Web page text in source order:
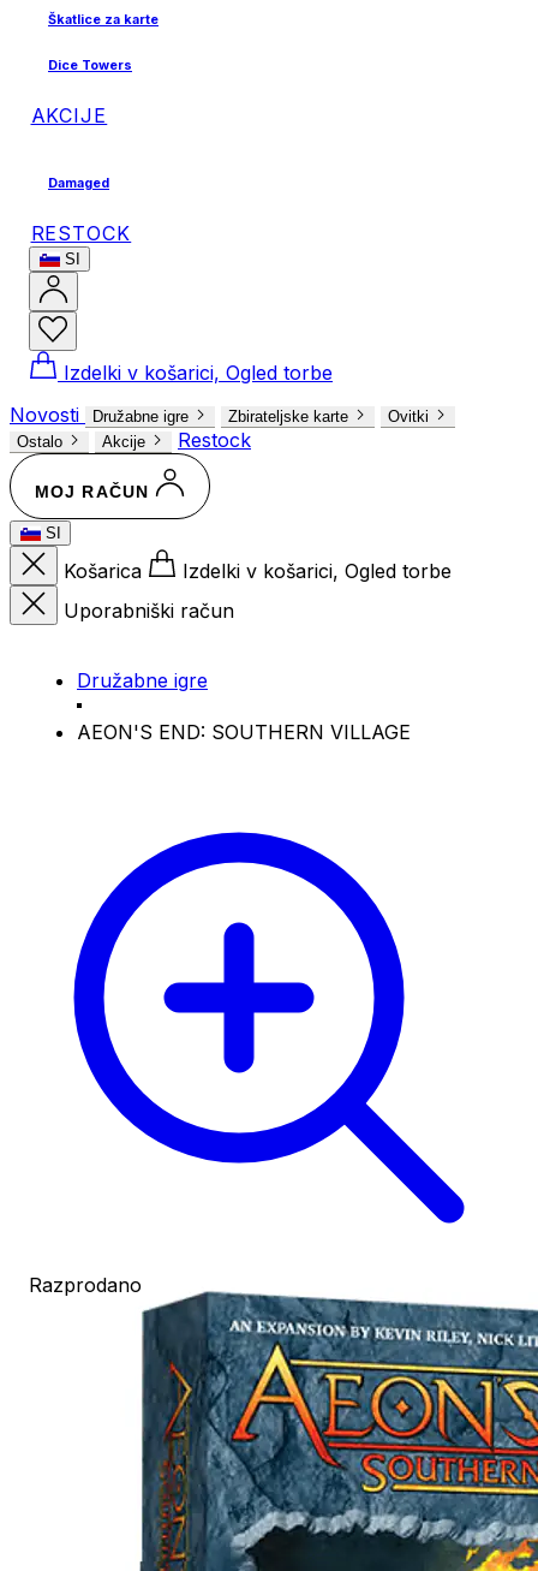
Škatlice za karte
Dice Towers
AKCIJE
Damaged
RESTOCK
SI
Izdelki v košarici, Ogled torbe
Novosti
Družabne igre Zbirateljske karte
Ovitki
Ostalo
Akcije Restock
MOJ RAČUN
SI
Košarica
Izdelki v košarici, Ogled torbe
Uporabniški račun
Družabne igre
AEON'S END: SOUTHERN VILLAGE
Razprodano